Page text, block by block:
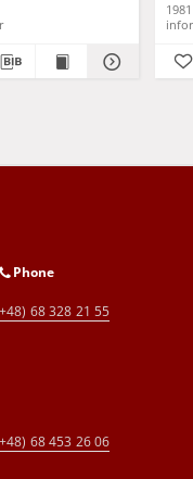
1981
Phone
68 328 21 55
68 453 26 06